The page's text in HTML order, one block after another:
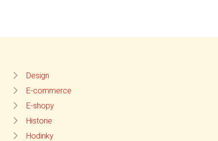
Design
E-commerce
E-shopy
Historie
Hodinky